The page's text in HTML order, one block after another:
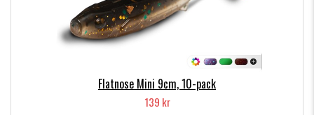
Flatnose Mini 9cm, 10-pack
139 kr